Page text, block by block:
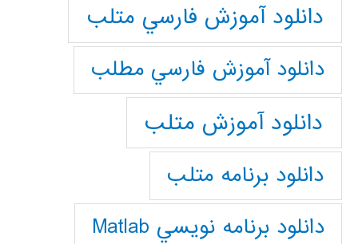
دانلود آموزش فارسي متلب
دانلود آموزش فارسي مطلب
دانلود آموزش متلب
دانلود برنامه متلب
دانلود برنامه نويسي Matlab